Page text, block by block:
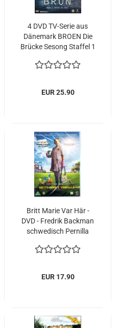
4 DVD TV-Serie aus
Dänemark BROEN Die
Brücke Sesong Staffel 1
EUR 25.90
Britt Marie Var Här -
DVD - Fredrik Backman
schwedisch Pernilla
EUR 17.90